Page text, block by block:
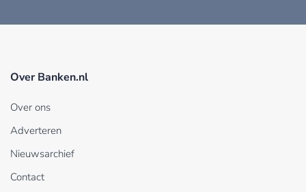
Over Banken.nl
Over ons
Adverteren
Nieuwsarchief
Contact